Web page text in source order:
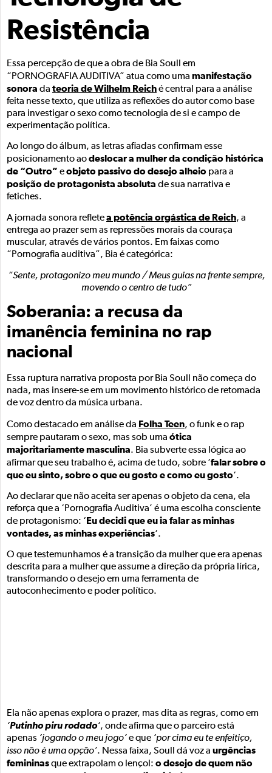
Resistência
Essa percepção de que a obra de Bia Soull em
“PORNOGRAFIA AUDITIVA” atua como uma manifestação
sonora da teoria de Wilhelm Reiché central para a análise
feita nesse texto, que utiliza as reflexões do autor como base
para investigar o sexo como tecnologia de si e campo de
experimentação política.
Ao longo do álbum, as letras afiadas confirmam esse
posicionamento aodeslocar a mulher da condição histórica
de “Outro” eobjeto passivo do desejo alheio para a
posição de protagonista absoluta de sua narrativa e
fetiches.
A jornada sonora refletea potência orgástica de Reich, a
entrega ao prazer sem as repressões morais da couraça
muscular, através de vários pontos. Em faixas como
“Pornografia auditiva”, Bia é categórica:
“Sente, protagonizo meu mundo / Meus guias na frente sempre,
movendo o centro de tudo”
Soberania: a recusa da
imanência feminina no rap
nacional
Essa ruptura narrativa proposta por Bia Soull não começa do
nada, mas insere-se em um movimento histórico de retomada
de voz dentro da música urbana.
Como destacado em análise da Folha Teen, o funk e o rap
sempre pautaram o sexo, mas sob uma ótica
majoritariamente masculina. Bia subverte essa lógica ao
afirmar que seu trabalho é, acima de tudo, sobre ‘falar sobre o
que eu sinto, sobre o que eu gosto e como eu gosto‘.
Ao declarar que não aceita ser apenas o objeto da cena, ela
reforça que a ‘Pornografia Auditiva’ é uma escolha consciente
de protagonismo: ‘ Eu decidi que eu ia falar as minhas
vontades, as minhas experiências‘.
O que testemunhamos é a transição da mulher que era apenas
descrita para a mulher que assume a direção da própria lírica,
transformando o desejo em uma ferramenta de
autoconhecimento e poder político.
Ela não apenas explora o prazer, mas dita as regras, como em
‘Putinho piru rodado‘, onde afirma que o parceiro está
apenas ‘jogando o meu jogo’e que ‘por cima eu te enfeitiço,
isso não é uma opção’. Nessa faixa, Soull dá voz a urgências
femininasque extrapolam o lençol: o desejo de quem não